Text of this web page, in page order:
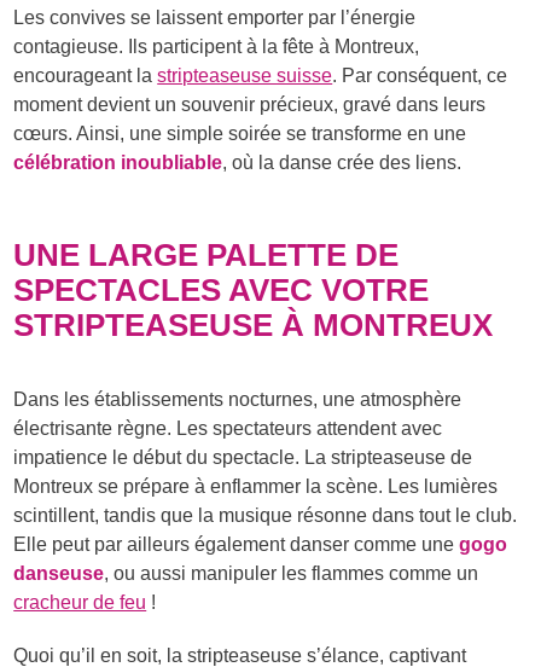
Les convives se laissent emporter par l’énergie
contagieuse. Ils participent à la fête à Montreux,
encourageant lastripteaseuse suisse. Par conséquent, ce
moment devient un souvenir précieux, gravé dans leurs
cœurs. Ainsi, une simple soirée se transforme en une
célébration inoubliable, où la danse crée des liens.
UNE LARGE PALETTE DE
SPECTACLES AVEC VOTRE
STRIPTEASEUSE À MONTREUX
Dans les établissements nocturnes, une atmosphère
électrisante règne. Les spectateurs attendent avec
impatience le début du spectacle. La stripteaseuse de
Montreux se prépare à enflammer la scène. Les lumières
scintillent, tandis que la musique résonne dans tout le club.
Elle peut par ailleurs également danser comme unegogo
danseuse, ou aussi manipuler les flammes comme un
cracheur de feu !
Quoi qu’il en soit, la stripteaseuse s’élance, captivant